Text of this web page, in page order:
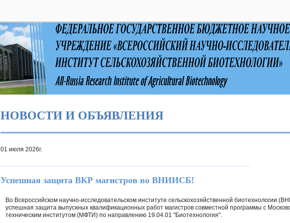
НОВОСТИ И ОБЪЯВЛЕНИЯ
01 июля 2026г.
Успешная защита ВКР магистров во ВНИИСБ!
Во Всероссийском научно-исследовательском институте сельскохозяйственной биотехнологии
успешная защита выпускных квалификационных работ магистров совместной программы с
техническим институтом (МФТИ) по направлению 19.04.01 "Биотехнология".